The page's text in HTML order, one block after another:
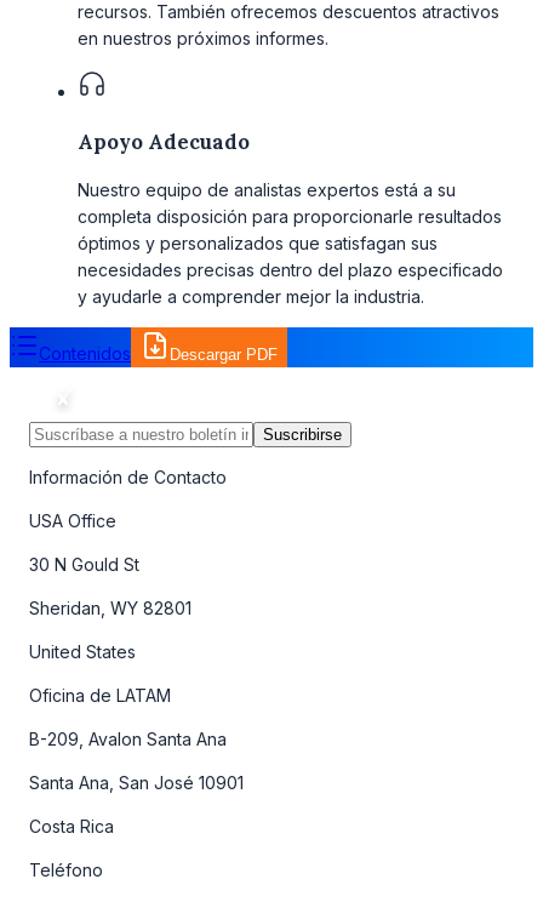
recursos. También ofrecemos descuentos atractivos
en nuestros próximos informes.
Apoyo Adecuado
Nuestro equipo de analistas expertos está a su
completa disposición para proporcionarle resultados
óptimos y personalizados que satisfagan sus
necesidades precisas dentro del plazo especificado
y ayudarle a comprender mejor la industria.
Contenidos Descargar PDF
Suscribirse
Información de Contacto
USA Office
30 N Gould St
Sheridan, WY 82801
United States
Oficina de LATAM
B-209, Avalon Santa Ana
Santa Ana, San José 10901
Costa Rica
Teléfono